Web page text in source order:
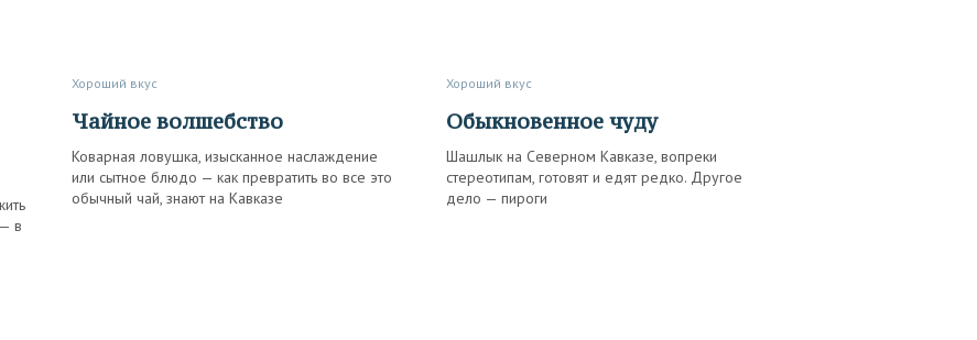
в
Хороший вкус
Чайное волшебство
Коварная ловушка, изысканное наслаждение
или сытное блюдо — как превратить во все это
обычный чай, знают на Кавказе
Хороший вкус
Обыкновенное чуду
Шашлык на Северном Кавказе, вопреки
стереотипам, готовят и едят редко. Другое
дело — пироги